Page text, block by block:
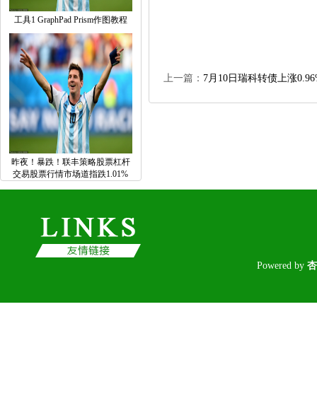
工具1GraphPadPrism作图教程
昨夜！暴跌！联丰策略股票杠杆
交易股票行情市场道指跌1.01%
上一篇： 7月10日瑞科转债上涨
Poweredby